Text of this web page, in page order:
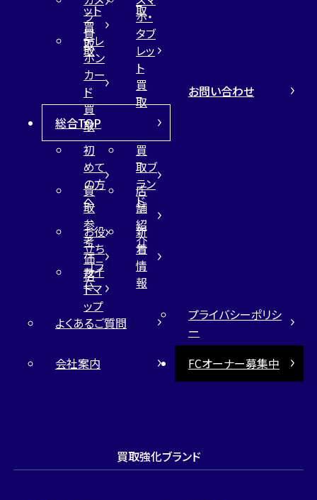
ット
買
取
取
ラ
買
取
ホ・
タブ
レッ
ト
買
取
テレ
ホン
カー
ド
買
取
総合TOP
初
めて
の方
へ
買
取ブ
ラン
ド
買
取
参
考
価
格
店
舗
紹
介
お役
立ち
コラ
ム
新
着
情
報
サイ
トマ
ップ
お問い合わせ
よくあるご質問
プライバシーポリシ
ー
会社案内
FCオーナー募集中
買取強化ブランド